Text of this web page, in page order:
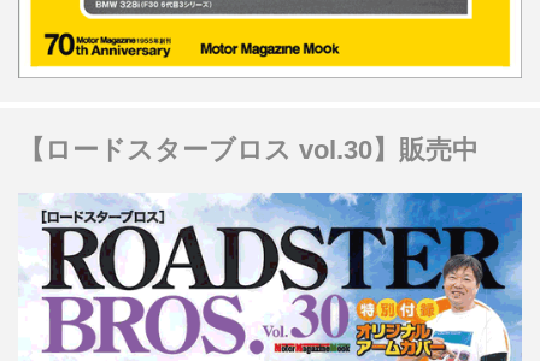
【ロードスターブロス vol.30】販売中